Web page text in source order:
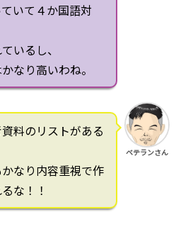
いて４か国語対
いるし、
なり高いわね。
料のリストがある
なり内容重視で作
な！！
ベテランさん